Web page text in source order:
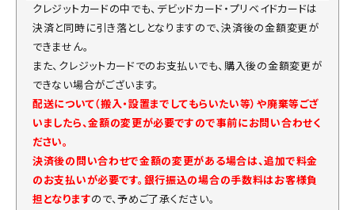
クレジットカードの中でも、デビッドカード・プリベイドカードは
決済と同時に引き落としとなりますので、決済後の金額変更が
できません。
また、クレジットカードでのお支払いでも、購入後の金額変更が
できない場合がございます。
配送について（搬入・設置までしてもらいたい等）や廃棄等ござ
いましたら、金額の変更が必要ですので事前にお問い合わせく
ださい。
決済後の問い合わせで金額の変更がある場合は、追加で料金
のお支払いが必要です。銀行振込の場合の手数料はお客様負
担となりますので、予めご了承ください。